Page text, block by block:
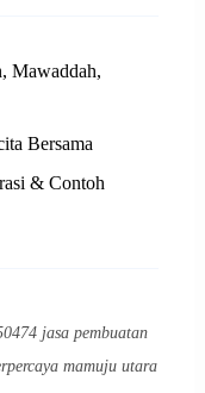
Mawaddah,
Bersama
& Contoh
jasa pembuatan
mamuju utara